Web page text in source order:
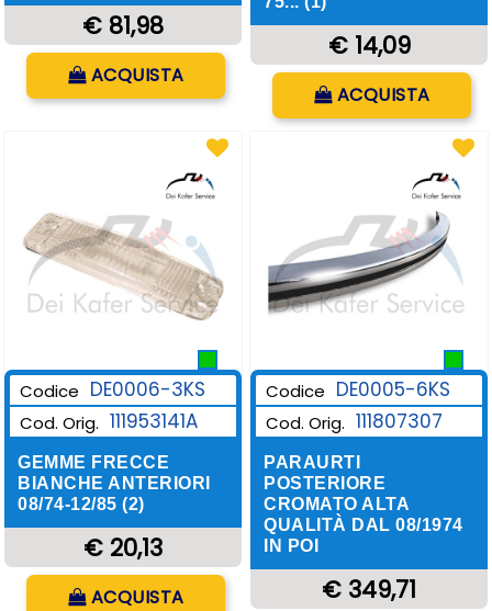
€ 81,98
ACQUISTA
€ 14,09
Quantità
ACQUISTA
Codice DE0006-3KS
Cod. Orig. 111953141A
GEMME FRECCE
BIANCHE ANTERIORI
08/74-12/85 (2)
€ 20,13
ACQUISTA
Codice DE0005-6KS
Cod. Orig. 111807307
PARAURTI
POSTERIORE
CROMATO ALTA
QUALITÀ DAL 08/1974
IN POI
€ 349,71